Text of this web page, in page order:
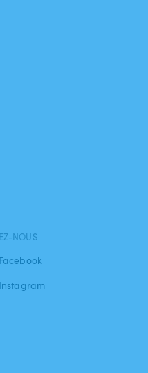
NOUS
Facebook
Instagram